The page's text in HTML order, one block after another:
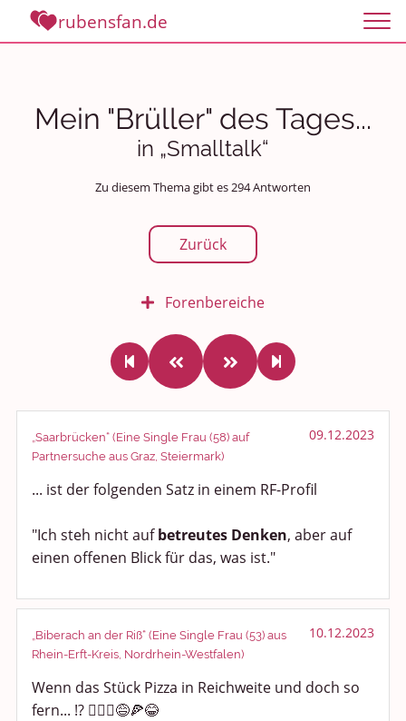
rubensfan.de
Mein "Brüller" des Tages...
in „Smalltalk“
Zu diesem Thema gibt es 294 Antworten
Zurück
Forenbereiche
Rundum Leben
Politik und Weltgeschehen
Smalltalk
Ü100 Party - Fanecke
Gesundheit & Wellness
Sport & Freizeit
Shopping und Bekleidung
„Saarbrücken“ (Eine Single Frau (58) auf
Partnersuche aus Graz, Steiermark)
09.12.2023
... ist der folgenden Satz in einem RF-Profil
"Ich steh nicht aufbetreutes Denken, aber auf
einen offenen Blick für das, was ist."
„Biberach an der Riß“ (Eine Single Frau (53) aus
Rhein-Erft-Kreis, Nordrhein-Westfalen)
10.12.2023
Wenn das Stück Pizza in Reichweite und doch so
fern... !? 🤦🏼‍♀️😅🍕😂